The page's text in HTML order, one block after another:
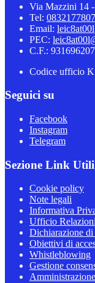
Via Mazzini 14
Tel:
Email:
PEC:
C.F.:
Codice ufficio
Seguici su
Facebook
Instagram
Telegram
Sezione Link Utili
Cookie policy
Note legali
Informativa
Ufficio
Dichiarazione di
Obiettivi di
Whistleblowing
Gestione